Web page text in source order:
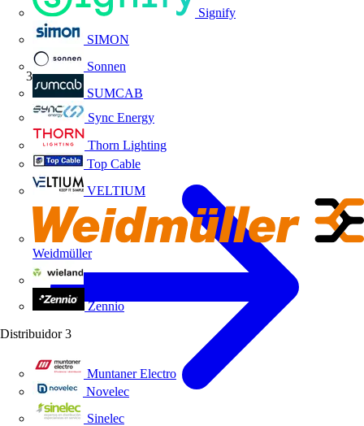
Signify
SIMON
Sonnen
SUMCAB
Sync Energy
Thorn Lighting
Top Cable
VELTIUM
Weidmüller
Zennio
Distribuidor 3
Muntaner Electro
Novelec
Sinelec
Niessen